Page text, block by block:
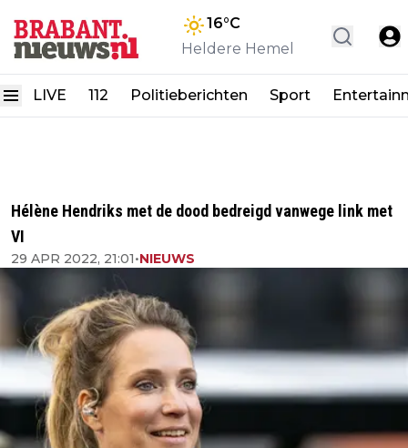
16°C
Heldere Hemel
LIVE 112 Politieberichten Sport
Hélène Hendriks met de dood bedreigd vanwege link met
VI
29 APR 2022, 21:01•NIEUWS